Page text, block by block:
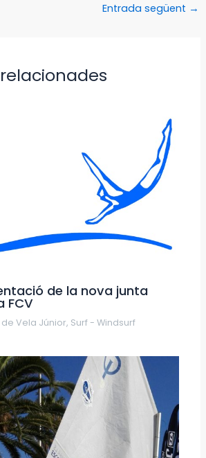
Entrada següent →
de la nova junta
FCV
de Vela Júnior, Surf - Windsurf